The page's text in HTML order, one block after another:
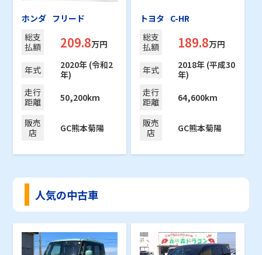
ホンダ フリード
総支
払額
209.8万円
年式
2020年 (令和2
年)
走行
距離
50,200km
販売
店
GC熊本菊陽
トヨタ C-HR
総支
払額
189.8万円
年式
2018年 (平成30
年)
走行
距離
64,600km
販売
店
GC熊本菊陽
人気の中古車